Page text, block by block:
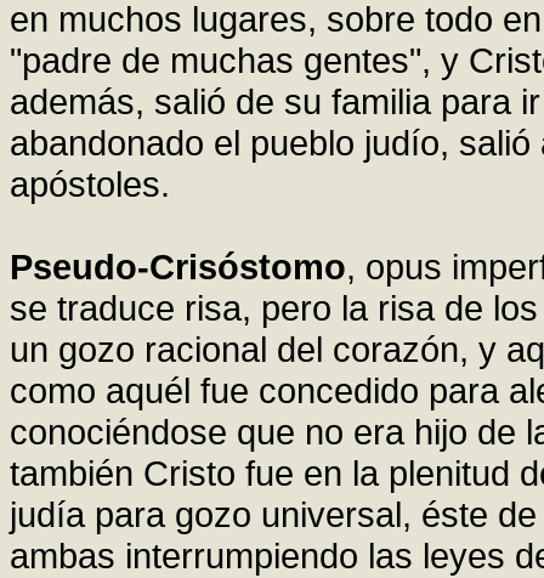
en muchos lugares, sobre todo
"padre de muchas gentes", y
además, salió de su familia para
abandonado el pueblo judío,
apóstoles.
Pseudo-Crisóstomo, opus
se traduce risa, pero la risa de
un gozo racional del corazón, y
como aquél fue concedido para
conociéndose que no era hijo de
también Cristo fue en la plenitud
judía para gozo universal, éste
ambas interrumpiendo las leyes